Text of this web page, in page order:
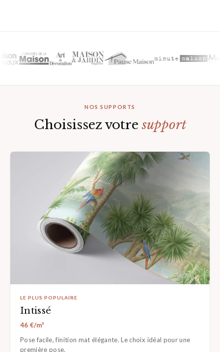
NOS SUPPORTS
Choisissez votresupport
LE PLUS POPULAIRE
Intissé
46 €/m²
Pose facile, finition mat élégante. Le choix idéal pour une
première pose.